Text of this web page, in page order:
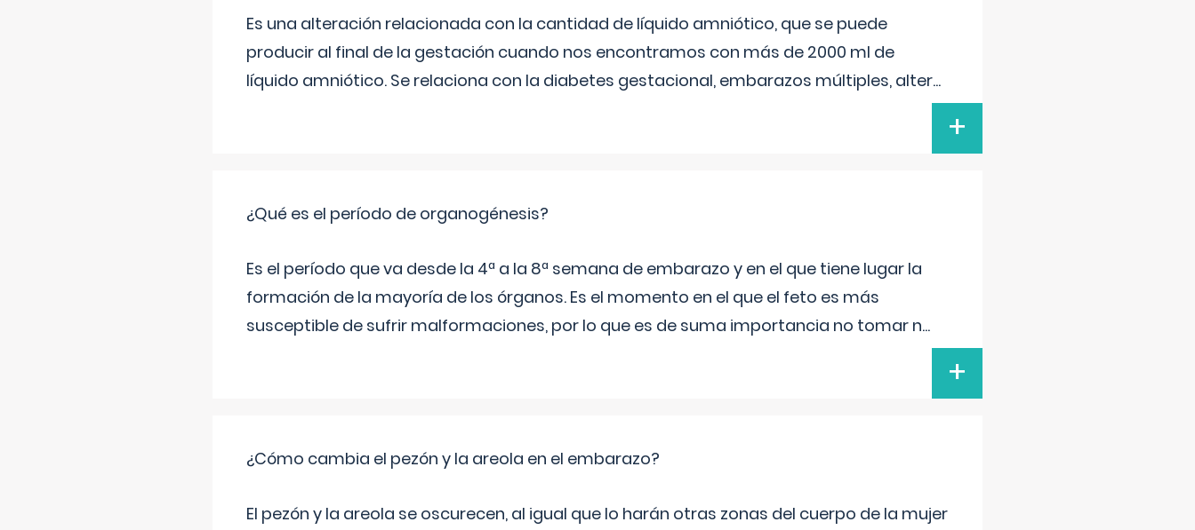
Es una alteración relacionada con la cantidad de líquido amniótico, que se puede
producir al final de la gestación cuando nos encontramos con más de 2000 ml de
líquido amniótico. Se relaciona con la diabetes gestacional, embarazos múltiples, alter...
+
¿Qué es el período de organogénesis?
Es el período que va desde la 4ª a la 8ª semana de embarazo y en el que tiene lugar la
formación de la mayoría de los órganos. Es el momento en el que el feto es más
susceptible de sufrir malformaciones, por lo que es de suma importancia no tomar n...
+
¿Cómo cambia el pezón y la areola en el embarazo?
El pezón y la areola se oscurecen, al igual que lo harán otras zonas del cuerpo de la mujer